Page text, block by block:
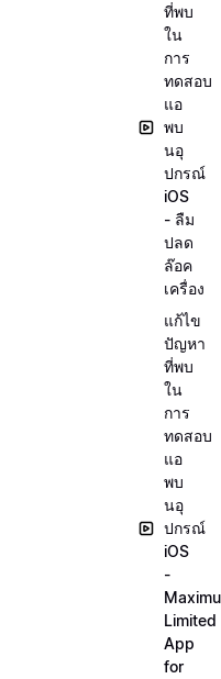
ที่พบ
ใน
การ
ทดสอบ
แอ
พบ
นอุ
ปกรณ์
iOS
- ลืม
ปลด
ล๊อค
เครื่อง
แก้ไข
ปัญหา
ที่พบ
ใน
การ
ทดสอบ
แอ
พบ
นอุ
ปกรณ์
iOS
-
Limited
App
for